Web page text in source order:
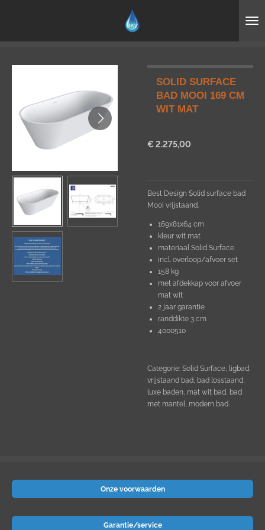
SOLID SURFACE
BAD MOOI 169 CM
WIT MAT
€ 2.275,00
Best Design Solid surface bad
Mooi vrijstaand.
169x81x64 cm
kleur wit mat
materiaal Solid Surface
incl. overloop/afvoer set
158 kg
met afdekkap voor afvoer
mat wit
2 jaar garantie
randdikte 3 cm
4000510
Categorie: Solid Surface, ligbad,
vrijstaand bad, bad losstaand,
luxe baden, mat wit bad, bad
met mantel, modern bad.
Onze voorwaarden
Garantie/service